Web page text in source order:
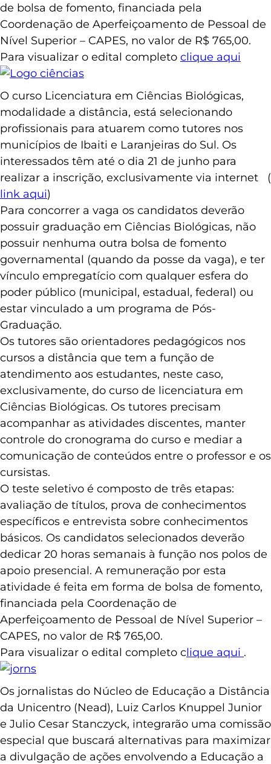
de bolsa de fomento, financiada pela
Coordenação de Aperfeiçoamento de Pessoal de
Nível Superior – CAPES, no valor de R$ 765,00.
Para visualizar o edital completo clique aqui
O curso Licenciatura em Ciências Biológicas,
modalidade a distância, está selecionando
profissionais para atuarem como tutores nos
municípios de Ibaiti e Laranjeiras do Sul. Os
interessados têm até o dia 21 de junho para
realizar a inscrição, exclusivamente via internet (
link aqui)
Para concorrer a vaga os candidatos deverão
possuir graduação em Ciências Biológicas, não
possuir nenhuma outra bolsa de fomento
governamental (quando da posse da vaga), e ter
vínculo empregatício com qualquer esfera do
poder público (municipal, estadual, federal) ou
estar vinculado a um programa de Pós-
Graduação.
Os tutores são orientadores pedagógicos nos
cursos a distância que tem a função de
atendimento aos estudantes, neste caso,
exclusivamente, do curso de licenciatura em
Ciências Biológicas. Os tutores precisam
acompanhar as atividades discentes, manter
controle do cronograma do curso e mediar a
comunicação de conteúdos entre o professor e os
cursistas.
O teste seletivo é composto de três etapas:
avaliação de títulos, prova de conhecimentos
específicos e entrevista sobre conhecimentos
básicos. Os candidatos selecionados deverão
dedicar 20 horas semanais à função nos polos de
apoio presencial. A remuneração por esta
atividade é feita em forma de bolsa de fomento,
financiada pela Coordenação de
Aperfeiçoamento de Pessoal de Nível Superior –
CAPES, no valor de R$ 765,00.
Para visualizar o edital completo clique aqui .
Os jornalistas do Núcleo de Educação a Distância
da Unicentro (Nead), Luiz Carlos Knuppel Junior
e Julio Cesar Stanczyck, integrarão uma comissão
especial que buscará alternativas para maximizar
a divulgação de ações envolvendo a Educação a